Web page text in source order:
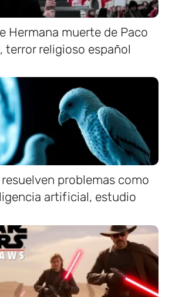
Hermana muerte de Paco
terror religioso español
problemas como
artificial, estudio